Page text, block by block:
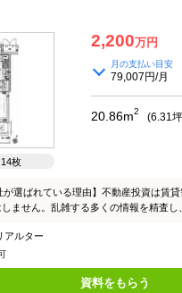
枚
2,200万円
月の支払い目安
79,007円/月
20.86m2 (6.31
が選ばれている理由】不動産投資は賃
ません。乱雑する多くの情報を精査し
たします。投資家の方々には、お手間
おります。皆様からのご連絡こころよ
東京23区を中心に賃貸需要を考え収益
個人、法人、不動産会社から多くの情報
アルター
資料をもらう